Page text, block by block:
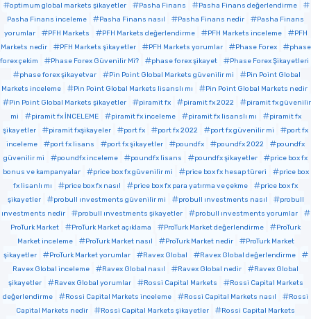
optimum global markets şikayetler
Pasha Finans
Pasha Finans değerlendirme
Pasha Finans inceleme
Pasha Finans nasıl Pasha Finans nedir
Pasha Finans
yorumlar
PFH Markets PFH Markets değerlendirme PFH Markets inceleme
PFH
Markets nedir
PFH Markets şikayetler PFH Markets yorumlar Phase Forex
phase
forex çekim
Phase Forex Güvenilir Mi? phase forex şikayet
Phase Forex Şikayetleri
phase forex şikayetvar
Pin Point Global Markets güvenilir mi
Pin Point Global
Markets inceleme
Pin Point Global Markets lisanslı mı
Pin Point Global Markets nedir
Pin Point Global Markets şikayetler
piramit fx piramit fx 2022
piramit fx güvenilir
mi
piramit fx İNCELEME piramit fx inceleme piramit fx lisanslı mı
piramit fx
şikayetler
piramit fxşikayeler port fx port fx 2022 port fx güvenilir mi
port fx
inceleme
port fx lisans port fx şikayetler poundfx poundfx 2022
poundfx
güvenilir mi
poundfx inceleme poundfx lisans poundfx şikayetler
price box fx
bonus ve kampanyalar
price box fx güvenilir mi price box fx hesap türeri
price box
fx lisanlı mı
price box fx nasıl price box fx para yatırma ve çekme
price box fx
şikayetler
probull ınvestments güvenilir mi probull ınvestments nasıl
probull
ınvestments nedir
probull ınvestments şikayetler
probull ınvestments yorumlar
ProTurk Market
ProTurk Market açıklama ProTurk Market değerlendirme
ProTurk
Market inceleme
ProTurk Market nasıl ProTurk Market nedir
ProTurk Market
şikayetler
ProTurk Market yorumlar Ravex Global
Ravex Global değerlendirme
Ravex Global inceleme
Ravex Global nasıl Ravex Global nedir
Ravex Global
şikayetler
Ravex Global yorumlar Rossi Capital Markets
Rossi Capital Markets
değerlendirme
Rossi Capital Markets inceleme Rossi Capital Markets nasıl
Rossi
Capital Markets nedir
Rossi Capital Markets şikayetler
Rossi Capital Markets